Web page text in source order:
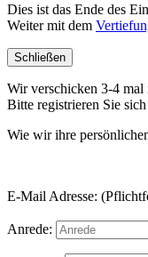
Dies ist das Ende des
Weiter mit dem
Schließen
Wir verschicken 3-4
Bitte registrieren Sie
Wie wir ihre
E-Mail Adresse:
Anrede: